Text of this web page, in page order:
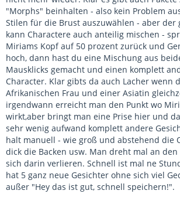
"Morphs" beinhalten - also kein Problem
Stilen für die Brust auszuwählen - aber der
kann Charactere auch anteilig mischen -
Miriams Kopf auf 50 prozent zurück und
hoch, dann hast du eine Mischung aus
Mausklicks gemacht und einen komplett
Character. Klar gibts da auch Lacher wenn
Afrikanischen Frau und einer Asiatin
irgendwann erreicht man den Punkt wo
wirkt,aber bringt man eine Prise hier und
sehr wenig aufwand komplett andere
halt manuell - wie groß und abstehend die
dick die Backen usw. Man dreht mal an
sich darin verlieren. Schnell ist mal ne
hat 5 ganz neue Gesichter ohne sich viel
außer "Hey das ist gut, schnell speichern!".